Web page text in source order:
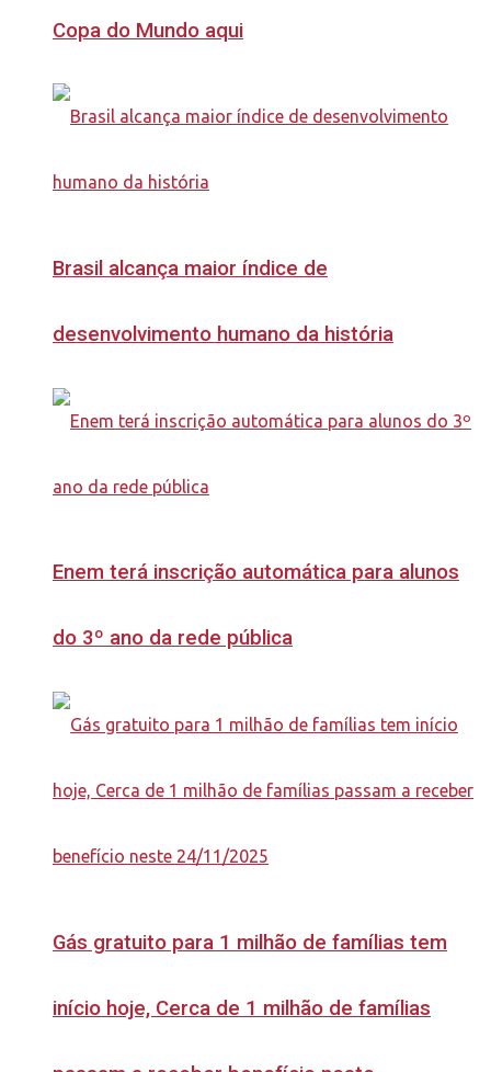
Copa do Mundo aqui
Brasil alcança maior índice de
desenvolvimento humano da história
Enem terá inscrição automática para alunos
do 3º ano da rede pública
Gás gratuito para 1 milhão de famílias tem
início hoje, Cerca de 1 milhão de famílias